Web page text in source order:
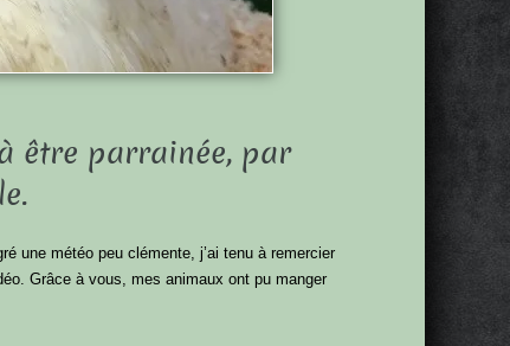
être parrainée, par
une météo peu clémente, j’ai tenu à remercier
Grâce à vous, mes animaux ont pu manger